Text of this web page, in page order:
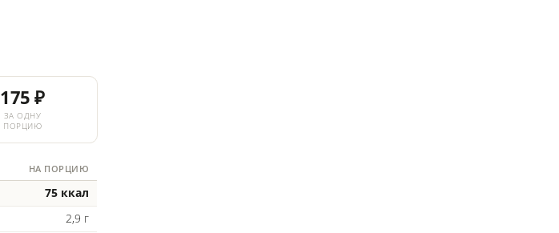
175 ₽
ЗА ОДНУ
ПОРЦИЮ
НА ПОРЦИЮ
75 ккал
2,9 г